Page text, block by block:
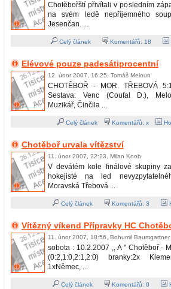
Chotěbořští přivítali v posledním
na svém ledě nepříjemného
Jesenčan. ...
Celý článek Komentářů: 18
Elévové pouze padesátiprocentní
12. únor 2007, 16:25, Tomáš Meloun
CHOTĚBOŘ - MOR. TŘEBOVÁ
Sestava: Venc (Coufal D.),
Muzikář, Činčila ...
Celý článek Komentářů: x
Chotěboř urvala vítězství
11. únor 2007, 22:23, Milan Knob
V devátém kole finálové skupiny
hokejisté na led
Moravská Třebová ...
Celý článek Komentářů: 3
Vítězný víkend Přípravky HC
11. únor 2007, 18:56, Bohumil Baumgartner
sobota : 10.2.2007 ,, A " Chotěboř -
(0:2,1:0,2:1,2:0) branky:2x
1xNěmec, ...
Celý článek Komentářů: 0